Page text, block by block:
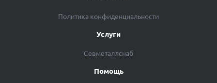
Политика конфиденциальности
Услуги
Севметаллснаб
Помощь